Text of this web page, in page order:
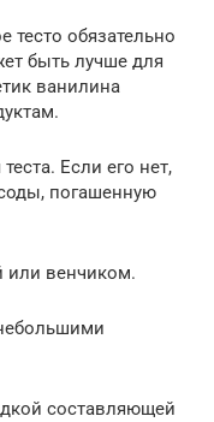
тесто обязательно
быть лучше для
ванилина
Если его нет,
погашенную
или венчиком.
составляющей